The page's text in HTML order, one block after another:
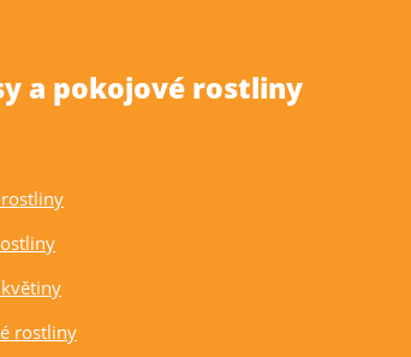
a pokojové rostliny
rostliny